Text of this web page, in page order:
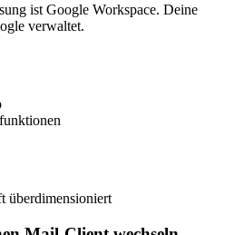
ist Google Workspace. Deine
verwaltet.
überdimensioniert